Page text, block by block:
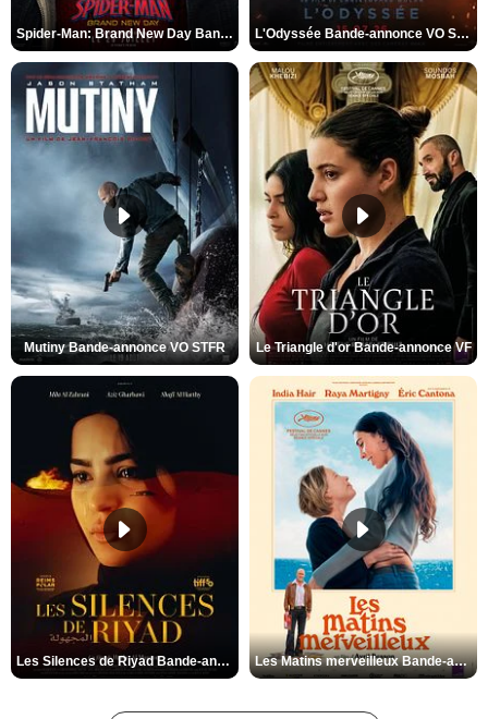
Spider-Man: Brand New Day Bande-annonce VO STFR L'Odyssée Bande-annonce VO STFR
Mutiny Bande-annonce VO STFR Le Triangle d'or Bande-annonce VF
Les Silences de Riyad Bande-annonce VO STFR Les Matins merveilleux Bande-annonce VF